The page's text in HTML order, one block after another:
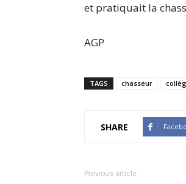
et pratiquait la
AGP
TAGS chasseur
SHARE
Previous article